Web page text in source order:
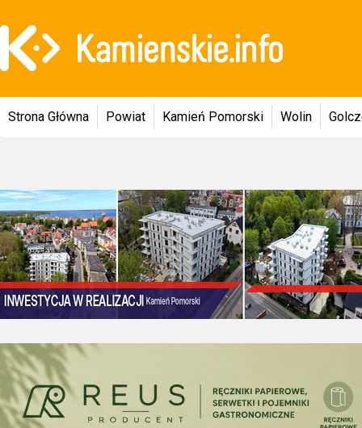
Strona Główna Powiat Kamień Pomorski Wolin